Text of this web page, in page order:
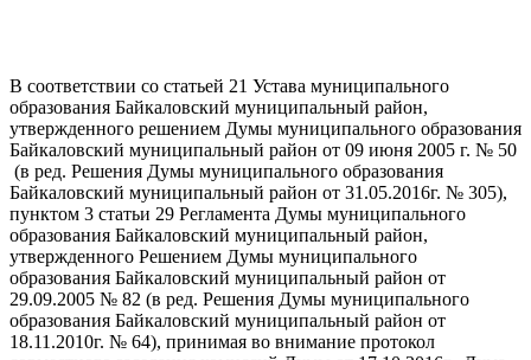
В соответствии со статьей 21 Устава муниципального
образования Байкаловский муниципальный район,
утвержденного решением Думы муниципального образования
Байкаловский муниципальный район от 09 июня 2005 г. № 50
(в ред. Решения Думы муниципального образования
Байкаловский муниципальный район от 31.05.2016г. № 305),
пунктом 3 статьи 29 Регламента Думы муниципального
образования Байкаловский муниципальный район,
утвержденного Решением Думы муниципального
образования Байкаловский муниципальный район от
29.09.2005 № 82 (в ред. Решения Думы муниципального
образования Байкаловский муниципальный район от
18.11.2010г. № 64), принимая во внимание протокол